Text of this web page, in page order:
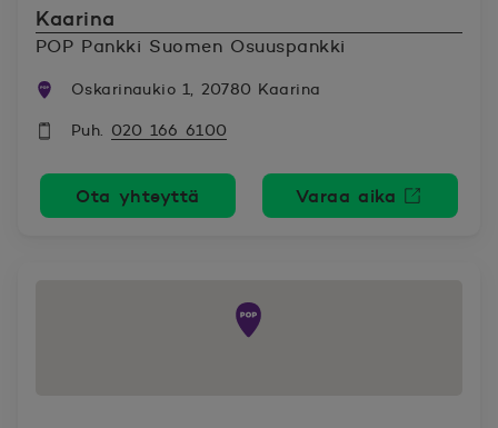
Kaarina
POP Pankki Suomen Osuuspankki
Oskarinaukio 1, 20780 Kaarina
Puh. 020 166 6100
Ota yhteyttä Varaa aika
Avautuu